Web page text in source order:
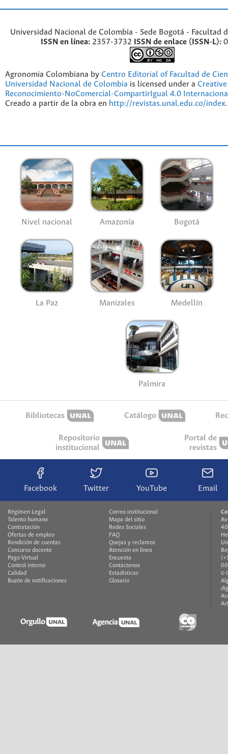
Universidad Nacional de Colombia - Sede Bogotá - Facultad
ISSN en línea: 2357-3732 ISSN de enlace (ISSN-L):
Agronomia Colombiana by Centro Editorial of Facultad de
Universidad Nacional de Colombia is licensed under a
Reconocimiento-NoComercial-CompartirIgual 4.0
Creado a partir de la obra en http://revistas.unal.edu.co/
Nivel nacional Amazonía Bogotá
La Paz Manizales Medellín
Palmira
Bibliotecas Catálogo
Repositorio
institucional
Portal de
revistas
Facebook Twitter YouTube Email
Régimen Legal
Talento humano
Contratación
Ofertas de empleo
Rendición de cuentas
Concurso docente
Pago Virtual
Control interno
Calidad
Buzón de notificaciones
Correo institucional
Mapa del sitio
Redes Sociales
FAQ
Quejas y reclamos
Atención en línea
Encuesta
Contáctenos
Estadísticas
Glosario
©